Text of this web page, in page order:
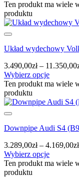
Ten produkt ma wiele
produktu
Układ wydechowy
3.490,00zł – 11.350,00
Wybierz opcje
Ten produkt ma wiele
produktu
Downpipe Audi S4
3.289,00zł – 4.169,00zł
Wybierz opcje
Ten produkt ma wiele
produktu